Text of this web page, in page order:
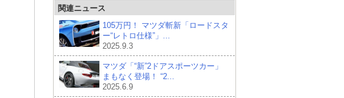
関連ニュース
105万円！ マツダ斬新「ロードスタ
ー“レトロ仕様”」...
2025.9.3
マツダ「“新”2ドアスポーツカー」
まもなく登場！ “2...
2025.6.9